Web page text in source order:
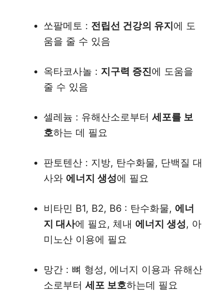
쏘팔메토 : 전립선 건강의 유지에 도
움을 줄 수 있음
옥타코사놀 : 지구력 증진에 도움을
줄 수 있음
셀레늄 : 유해산소로부터 세포를 보
호하는 데 필요
판토텐산 : 지방, 탄수화물, 단백질 대
사와 에너지 생성에 필요
비타민 B1, B2, B6 : 탄수화물, 에너
지 대사에 필요, 체내 에너지 생성, 아
미노산 이용에 필요
망간 : 뼈 형성, 에너지 이용과 유해산
소로부터 세포 보호하는데 필요